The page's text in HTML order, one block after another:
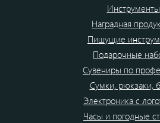
Инструменты
Наградная
Пишущие
Подарочные
Сувениры по
Сумки, рюкзаки,
Электроника с
Часы и погодные